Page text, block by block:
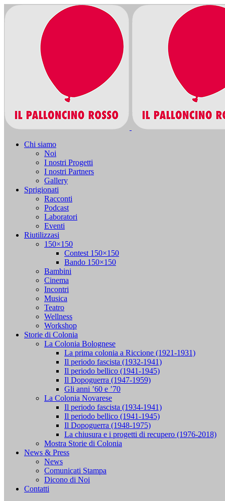
Chi siamo
Noi
I nostri Progetti
I nostri Partners
Gallery
Sprigionati
Racconti
Podcast
Laboratori
Eventi
Riutilizzasi
150×150
Contest 150×150
Bando 150×150
Bambini
Cinema
Incontri
Musica
Teatro
Wellness
Workshop
Storie di Colonia
La Colonia Bolognese
La prima colonia a Riccione (1921-1931)
Il periodo fascista (1932-1941)
Il periodo bellico (1941-1945)
Il Dopoguerra (1947-1959)
Gli anni ’60 e ’70
La Colonia Novarese
Il periodo fascista (1934-1941)
Il periodo bellico (1941-1945)
Il Dopoguerra (1948-1975)
La chiusura e i progetti di recupero (1976-2018)
Mostra Storie di Colonia
News & Press
News
Comunicati Stampa
Dicono di Noi
Contatti